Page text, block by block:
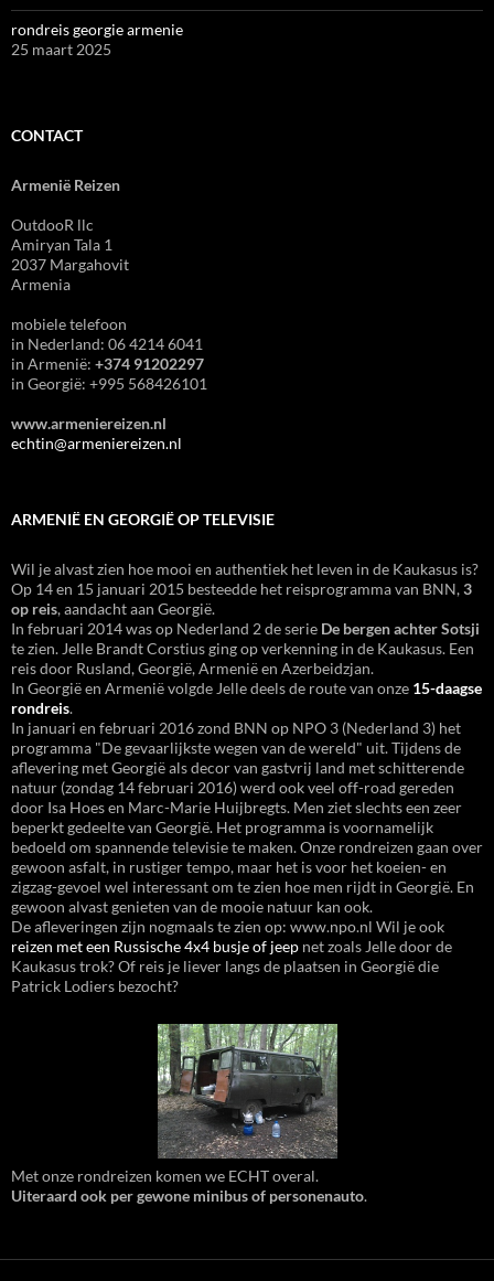
rondreis georgie armenie
25 maart 2025
CONTACT
Armenië Reizen
OutdooR llc
Amiryan Tala 1
2037 Margahovit
Armenia
mobiele telefoon
in Nederland: 06 4214 6041
in Armenië: +374 91202297
in Georgië: +995 568426101
www.armeniereizen.nl
echtin@armeniereizen.nl
ARMENIË EN GEORGIË OP TELEVISIE
Wil je alvast zien hoe mooi en authentiek het leven in de Kaukasus is?
Op 14 en 15 januari 2015 besteedde het reisprogramma van BNN,3
op reis, aandacht aan Georgië.
In februari 2014 was op Nederland 2 de serie De bergen achter Sotsji
te zien. Jelle Brandt Corstius ging op verkenning in de Kaukasus. Een
reis door Rusland, Georgië, Armenië en Azerbeidzjan.
In Georgië en Armenië volgde Jelle deels de route van onze 15-daagse
rondreis.
In januari en februari 2016 zond BNN op NPO 3 (Nederland 3) het
programma "De gevaarlijkste wegen van de wereld" uit. Tijdens de
aflevering met Georgië als decor van gastvrij land met schitterende
natuur (zondag 14 februari 2016) werd ook veel off-road gereden
door Isa Hoes en Marc-Marie Huijbregts. Men ziet slechts een zeer
beperkt gedeelte van Georgië. Het programma is voornamelijk
bedoeld om spannende televisie te maken. Onze rondreizen gaan over
gewoon asfalt, in rustiger tempo, maar het is voor het koeien- en
zigzag-gevoel wel interessant om te zien hoe men rijdt in Georgië. En
gewoon alvast genieten van de mooie natuur kan ook.
De afleveringen zijn nogmaals te zien op: www.npo.nl Wil je ook
reizen met een Russische 4x4 busje of jeep net zoals Jelle door de
Kaukasus trok? Of reis je liever langs de plaatsen in Georgië die
Patrick Lodiers bezocht?
Met onze rondreizen komen we ECHT overal.
Uiteraard ook per gewone minibus of personenauto.